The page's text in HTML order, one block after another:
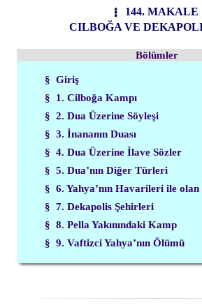
144. MAKALE
CILBOĞA VE
Bölümler
§ Giriş
§ 1. Cilboğa Kampı
§ 2. Dua Üzerine Söyleşi
§ 3. İnananın Duası
§ 4. Dua Üzerine İlave Sözler
§ 5. Dua’nın Diğer Türleri
§ 6. Yahya’nın Havarileri ile
§ 7. Dekapolis Şehirleri
§ 8. Pella Yakınındaki Kamp
§ 9. Vaftizci Yahya’nın Ölümü